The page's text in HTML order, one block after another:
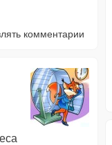
комментарии